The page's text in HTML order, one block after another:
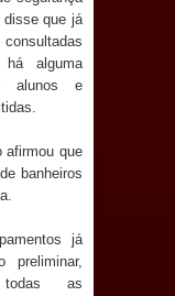
próteses
pela
Festa de
sábado (25)
disse que já
alguma
alunos e
afirmou que
banheiros
já
preliminar,
todas as